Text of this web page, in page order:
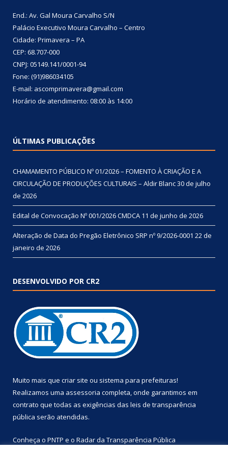
End.: Av. Gal Moura Carvalho S/N
Palácio Executivo Moura Carvalho – Centro
Cidade: Primavera – PA
CEP: 68.707-000
CNPJ: 05149.141/0001-94
Fone: (91)986034105
E-mail: ascomprimavera@gmail.com
Horário de atendimento: 08:00 às 14:00
ÚLTIMAS PUBLICAÇÕES
CHAMAMENTO PÚBLICO Nº 01/2026 – FOMENTO À CRIAÇÃO E A
CIRCULAÇÃO DE PRODUÇÕES CULTURAIS – Aldir Blanc30 de julho
de 2026
Edital de Convocação Nº 001/2026 CMDCA 11 de junho de 2026
Alteração de Data do Pregão Eletrônico SRP nº 9/2026-0001 22 de
janeiro de 2026
DESENVOLVIDO POR CR2
Muito mais que criar site ou sistema para prefeituras!
Realizamos uma assessoria completa, onde garantimos em
contrato que todas as exigências das leis de transparência
pública serão atendidas.
Conheça o PNTP e o Radar da Transparência Pública